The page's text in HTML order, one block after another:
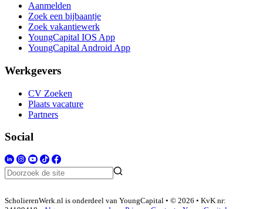
Aanmelden
Zoek een bijbaantje
Zoek vakantiewerk
YoungCapital IOS App
YoungCapital Android App
Werkgevers
CV Zoeken
Plaats vacature
Partners
Social
ScholierenWerk.nl is onderdeel van YoungCapital • © 2026 • KvK nr: